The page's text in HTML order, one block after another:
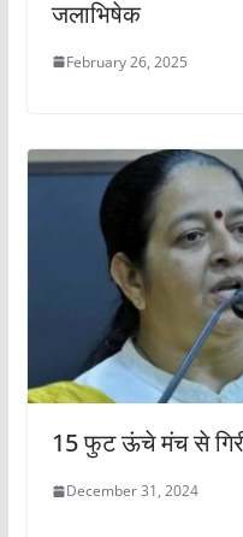
जलाभिषेक
February 26, 2025
15 फुट ऊंचे मंच से
December 31, 2024